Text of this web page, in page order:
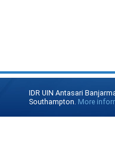
IDR UIN Antasari
Southampton. More